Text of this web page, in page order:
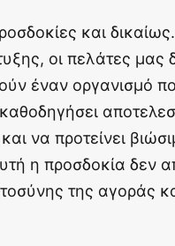
και
οι πελάτες
έναν οργανισμό
να προτείνει
η προσδοκία δεν
της αγοράς